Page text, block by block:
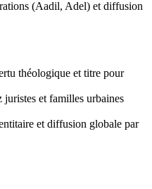
(Aadil, Adel) et diffusion
théologique et titre pour
juristes et familles urbaines
et diffusion globale par